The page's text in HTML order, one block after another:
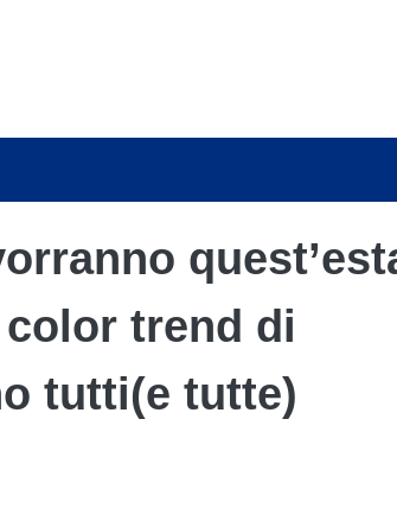
trend di
tutti(e tutte)